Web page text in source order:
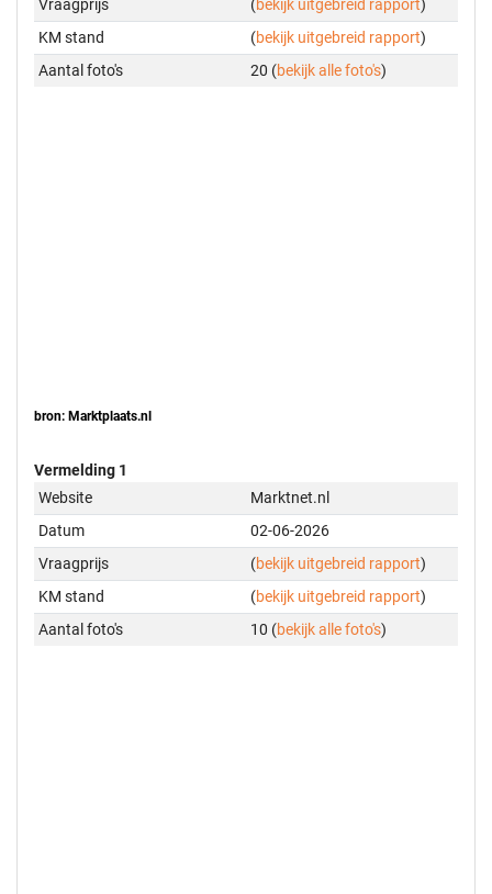
Vraagprijs (bekijk uitgebreid rapport)
KM stand
(bekijk uitgebreid rapport)
Aantal foto's
20 (bekijk alle foto's)
bron: Marktplaats.nl
Vermelding 1
Website
Marktnet.nl
Datum
02-06-2026
Vraagprijs
(bekijk uitgebreid rapport)
KM stand
(bekijk uitgebreid rapport)
Aantal foto's
10 (bekijk alle foto's)